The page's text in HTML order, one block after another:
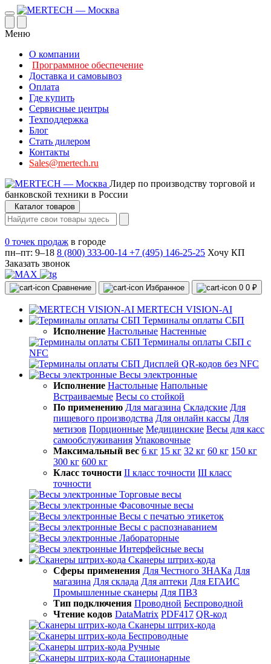
Меню
О компании
Программное обеспечение
Доставка и самовывоз
Оплата
Где купить
Сервисные центры
Техподдержка
Блог
Стать дилером
Контакты
Sales@mertech.ru
Лидер по производству торговой и
банковской техники в России
Каталог товаров
0 точек продаж в городе
пн–пт: 9–18 8 (800) 333-00-14 +7 (495) 146-25-25 Хочу КП
Заказать звонок
Сравнение Избранное 0 0 ₽
MERTECH VISION-AI
Терминалы оплаты СБП
Исполнение Настольные Настенные
Терминалы оплаты СБП с
NFC
Дисплей QR-кодов без NFC
Весы электронные
Исполнение Настольные Напольные
Встраиваемые Весы со стойкой
По применению Для магазина Складские Для
пищевого производства Для онлайн кассы Для
метизов Порционные Медицинские Весы для касс
самообслуживания Упаковочные
Максимальный вес 6 кг 15 кг 32 кг 60 кг 150 кг
300 кг 600 кг
Класс точности II класс точности III класс
точности
Торговые весы
Фасовочные весы
Весы с печатью этикеток
Весы с распознаванием
Лабораторные
Интерфейсные весы
Сканеры штрих-кода
Сферы применения Для Честного ЗНАКа Для
магазина Для склада Для аптеки Для ЕГАИС
Промышленные сканеры Для ПВЗ
Тип подключения Проводной Беспроводной
Чтение кодов DataMatrix PDF417 QR-код
Сканеры штрих-кода
Беспроводные
Ручные
Стационарные